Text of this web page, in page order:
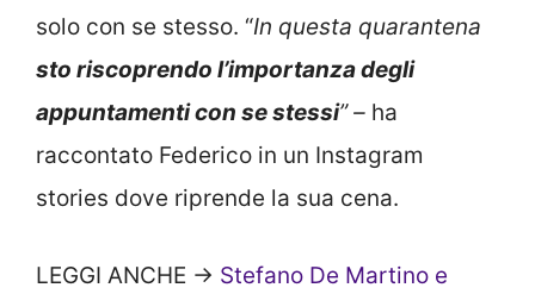
solo con se stesso. “In questa quarantena
sto riscoprendo l’importanza degli
appuntamenti con se stessi” – ha
raccontato Federico in un Instagram
stories dove riprende la sua cena.
LEGGI ANCHE -> Stefano De Martino e